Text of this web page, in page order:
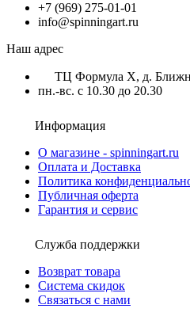
+7 (969) 275-01-01
info@spinningart.ru
Наш адрес
ТЦ Формула X, д.
пн.-вс. с 10.30 до 20.30
Информация
О магазине - spinningart.ru
Оплата и Доставка
Политика
Публичная оферта
Гарантия и сервис
Служба поддержки
Возврат товара
Система скидок
Связаться с нами